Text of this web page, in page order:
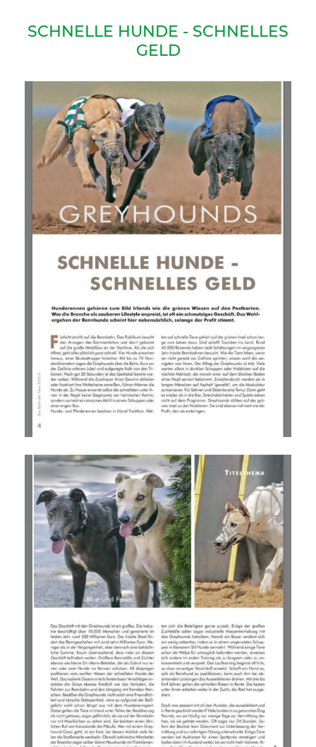
SCHNELLE HUNDE - SCHNELLES
GELD